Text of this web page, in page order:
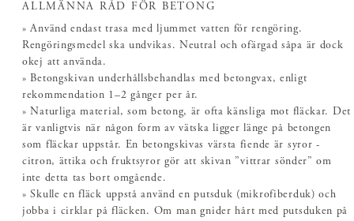
ALLMÄNNA RÅD FÖR BETONG
» Använd endast trasa med ljummet vatten för rengöring.
Rengöringsmedel ska undvikas. Neutral och ofärgad såpa är dock
okej att använda.
» Betongskivan underhållsbehandlas med betongvax, enligt
rekommendation 1–2 gånger per år.
» Naturliga material, som betong, är ofta känsliga mot fläckar. Det
är vanligtvis när någon form av vätska ligger länge på betongen
som fläckar uppstår. En betongskivas värsta fiende är syror -
citron, ättika och fruktsyror gör att skivan ”vittrar sönder” om
inte detta tas bort omgående.
» Skulle en fläck uppstå använd en putsduk (mikrofiberduk) och
jobba i cirklar på fläcken. Om man gnider hårt med putsduken på